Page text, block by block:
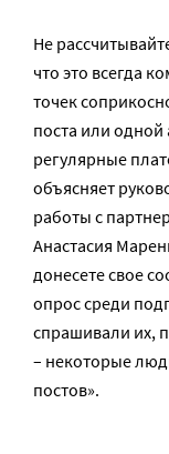
Не
что это всегда
точек
поста или одной
регулярные
объясняет
работы с
Анастасия
донесете свое
опрос среди
спрашивали их,
– некоторые
постов».